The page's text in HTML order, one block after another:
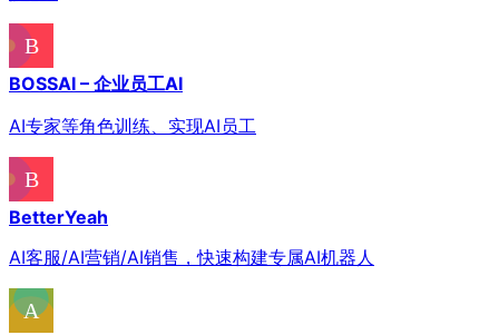
BOSSAI – 企业员工AI
AI专家等角色训练、实现AI员工
BetterYeah
AI客服/AI营销/AI销售，快速构建专属AI机器人